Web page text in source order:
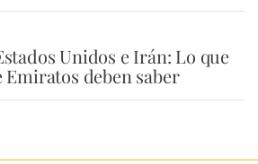
Unidos e Irán: Lo que
deben saber